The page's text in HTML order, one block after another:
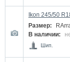
Ikon 245/50
Размер:
В наличии:
Шип.